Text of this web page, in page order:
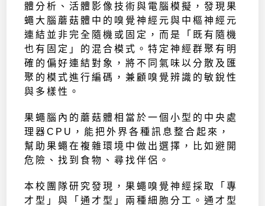
體分析、活體影像技術與電腦模擬，發現果
蠅大腦蘑菇體中的嗅覺神經元與中樞神經元
連結並非完全隨機或固定，而是「既有隨機
也有固定」的混合模式。特定神經群聚有明
確的偏好連結對象，將不同氣味以分散及匯
聚的模式進行編碼，兼顧嗅覺辨識的敏銳性
與多樣性。
果蠅腦內的蘑菇體相當於一個小型的中央處
理器CPU，能把外界各種訊息整合起來，
幫助果蠅在複雜環境中做出選擇，比如避開
危險、找到食物、尋找伴侶。
本校團隊研究發現，果蠅嗅覺神經採取「專
才型」與「通才型」兩種細胞分工。通才型